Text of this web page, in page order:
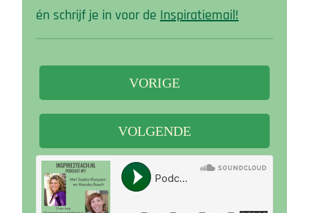
én schrijf je in voor de Inspiratiemail!
VORIGE
VOLGENDE